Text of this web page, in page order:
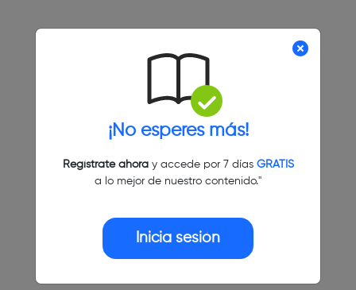
¡No esperes más!
Regístrate ahoray accede por 7 días GRATIS
a lo mejor de nuestro contenido."
Inicia sesión